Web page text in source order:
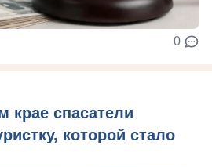
0
крае спасатели
которой стало